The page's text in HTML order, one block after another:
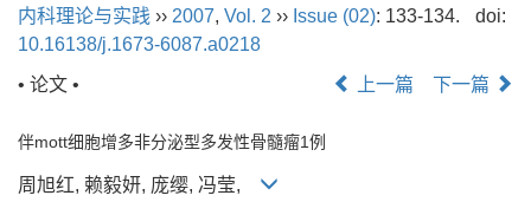
内科理论与实践 ›› 2007, Vol. 2 ›› Issue (02): 133-134.
doi:
10.16138/j.1673-6087.a0218
• 论文 •
上一篇 下一篇
伴mott细胞增多非分泌型多发性骨髓瘤1例
周旭红, 赖毅妍, 庞缨, 冯莹,